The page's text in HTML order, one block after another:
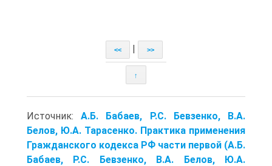
<< >>
↑
Источник:А.Б. Бабаев, Р.С. Бевзенко, В.А.
Белов, Ю.А. Тарасенко. Практика применения
Гражданского кодекса РФ части первой (А.Б.
Бабаев, Р.С. Бевзенко, В.А. Белов, Ю.А.